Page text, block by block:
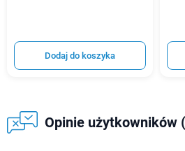
Dodaj do koszyka
Opinie użytkowników